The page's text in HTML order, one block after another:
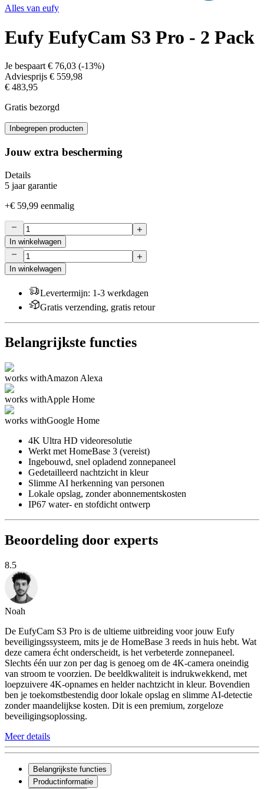
Alles van eufy
Eufy EufyCam S3 Pro - 2 Pack
Je bespaart € 76,03 (-13%)
Adviesprijs € 559,98
€ 483,95
Gratis bezorgd
Inbegrepen producten
Jouw extra bescherming
Details
5 jaar garantie
+€ 59,99 eenmalig
In winkelwagen
In winkelwagen
Levertermijn: 1-3 werkdagen
Gratis verzending, gratis retour
Belangrijkste functies
works withAmazon Alexa
works withApple Home
works withGoogle Home
4K Ultra HD videoresolutie
Werkt met HomeBase 3 (vereist)
Ingebouwd, snel opladend zonnepaneel
Gedetailleerd nachtzicht in kleur
Slimme AI herkenning van personen
Lokale opslag, zonder abonnementskosten
IP67 water- en stofdicht ontwerp
Beoordeling door experts
8.5
Noah
De EufyCam S3 Pro is de ultieme uitbreiding voor jouw Eufy
beveiligingssysteem, mits je de HomeBase 3 reeds in huis hebt. Wat
deze camera écht onderscheidt, is het verbeterde zonnepaneel.
Slechts één uur zon per dag is genoeg om de 4K-camera oneindig
van stroom te voorzien. De beeldkwaliteit is indrukwekkend, met
loepzuivere 4K-opnames en helder nachtzicht in kleur. Bovendien
ben je toekomstbestendig door lokale opslag en slimme AI-detectie
zonder maandelijkse kosten. Dit is een premium, zorgeloze
beveiligingsoplossing.
Meer details
Belangrijkste functies
Productinformatie